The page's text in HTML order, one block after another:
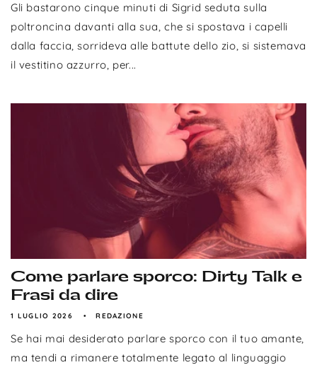
Gli bastarono cinque minuti di Sigrid seduta sulla
poltroncina davanti alla sua, che si spostava i capelli
dalla faccia, sorrideva alle battute dello zio, si sistemava
il vestitino azzurro, per...
Come parlare sporco: Dirty Talk e
Frasi da dire
1 LUGLIO 2026 REDAZIONE
Se hai mai desiderato parlare sporco con il tuo amante,
ma tendi a rimanere totalmente legato al linguaggio